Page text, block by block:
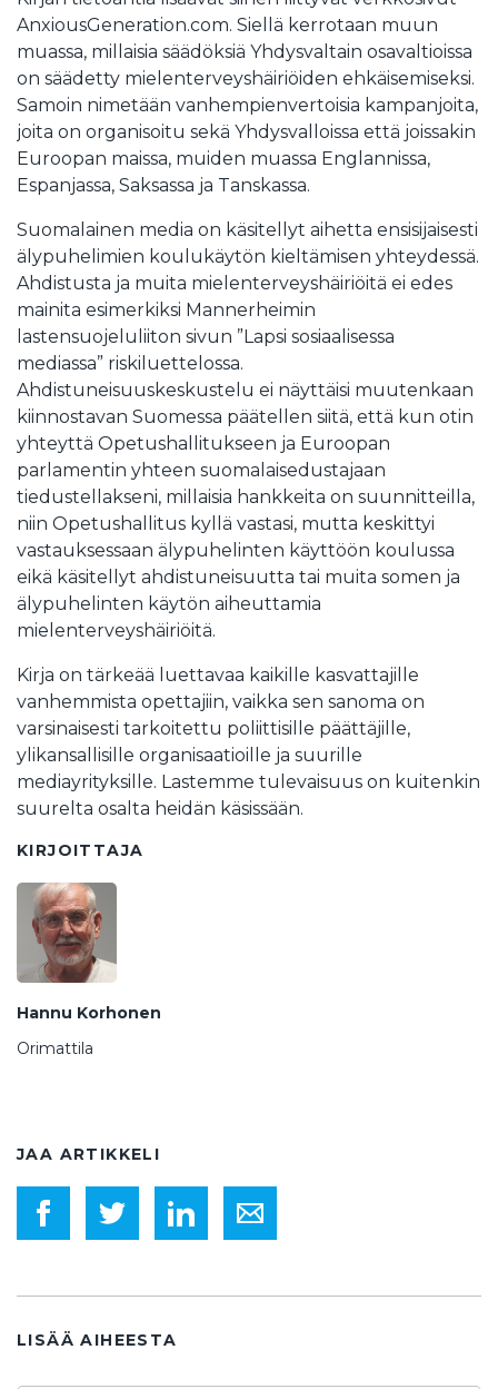
AnxiousGeneration.com. Siellä kerrotaan muun
muassa, millaisia säädöksiä Yhdysvaltain osavaltioissa
on säädetty mielenterveyshäiriöiden ehkäisemiseksi.
Samoin nimetään vanhempienvertoisia kampanjoita,
joita on organisoitu sekä Yhdysvalloissa että joissakin
Euroopan maissa, muiden muassa Englannissa,
Espanjassa, Saksassa ja Tanskassa.
Suomalainen media on käsitellyt aihetta ensisijaisesti
älypuhelimien koulukäytön kieltämisen yhteydessä.
Ahdistusta ja muita mielenterveyshäiriöitä ei edes
mainita esimerkiksi Mannerheimin
lastensuojeluliiton sivun ”Lapsi sosiaalisessa
mediassa” riskiluettelossa.
Ahdistuneisuuskeskustelu ei näyttäisi muutenkaan
kiinnostavan Suomessa päätellen siitä, että kun otin
yhteyttä Opetushallitukseen ja Euroopan
parlamentin yhteen suomalaisedustajaan
tiedustellakseni, millaisia hankkeita on suunnitteilla,
niin Opetushallitus kyllä vastasi, mutta keskittyi
vastauksessaan älypuhelinten käyttöön koulussa
eikä käsitellyt ahdistuneisuutta tai muita somen ja
älypuhelinten käytön aiheuttamia
mielenterveyshäiriöitä.
Kirja on tärkeää luettavaa kaikille kasvattajille
vanhemmista opettajiin, vaikka sen sanoma on
varsinaisesti tarkoitettu poliittisille päättäjille,
ylikansallisille organisaatioille ja suurille
mediayrityksille. Lastemme tulevaisuus on kuitenkin
suurelta osalta heidän käsissään.
KIRJOITTAJA
Hannu Korhonen
Orimattila
JAA ARTIKKELI
LISÄÄ AIHEESTA